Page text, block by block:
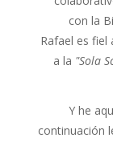
con la
Rafael es
a la "Sola
Y he
continuación